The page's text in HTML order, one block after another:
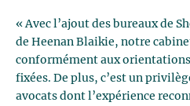
« Avec l’ajout des bureaux de
de Heenan Blaikie, notre
conformément aux
fixées. De plus, c’est un
avocats dont l’expérience